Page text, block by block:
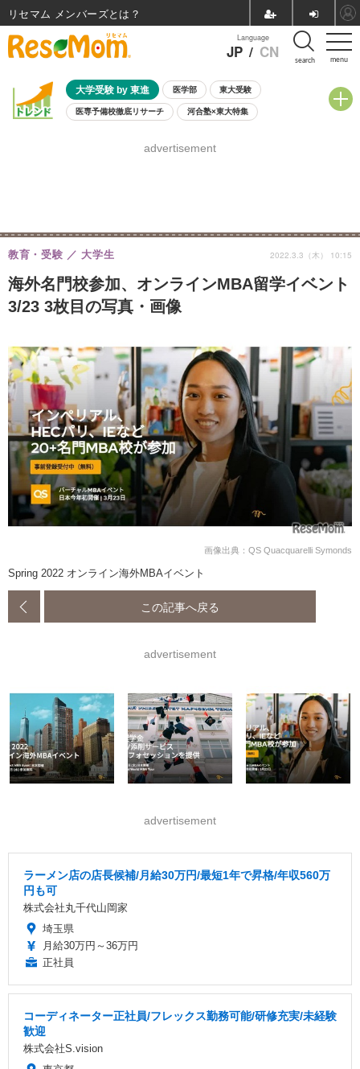
menu
Language
JP / CN search
大学受験 by 東進 医学部 東大受験
医専予備校徹底リサーチ 河合塾×東大特集
8月開催学校説明会・相談会
advertisement
海外名門校参加、オンラインMBA留学イベント
3/23 3枚目の写真・画像
教育・受験 大学生 2022.3.3（木） 10:15
画像出典：QS Quacquarelli Symonds
Spring 2022 オンライン海外MBAイベント
この記事へ戻る
advertisement
advertisement
ラーメン店の店長候補/月給30万円/最短1年で昇格/年収560万
円も可
株式会社丸千代山岡家
埼玉県
月給30万円～36万円
正社員
コーディネーター正社員/フレックス勤務可能/研修充実/未経験
歓迎
株式会社S.vision
リセマム メンバーズ